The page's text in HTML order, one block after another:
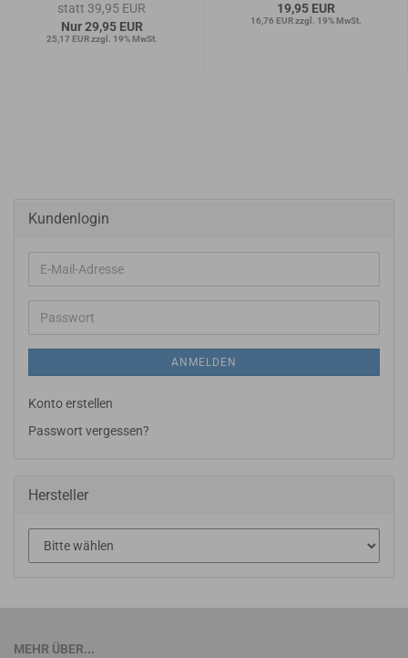
statt 39,95 EUR
Nur 29,95 EUR
25,17 EUR zzgl. 19% MwSt.
19,95 EUR
16,76 EUR zzgl. 19% MwSt.
Kundenlogin
E-
Mail-
Adresse
Passwort
ANMELDEN
Konto erstellen
Passwort vergessen?
Hersteller
MEHR ÜBER...